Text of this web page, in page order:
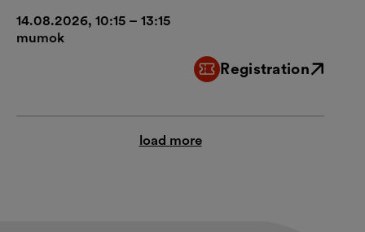
14.08.2026, 10:15 – 13:15
mumok
Registration
External link
load more